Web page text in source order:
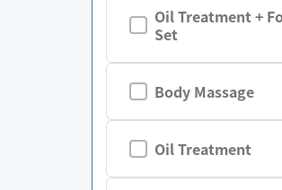
Oil Treatment +
Set
Body Massage
Oil Treatment